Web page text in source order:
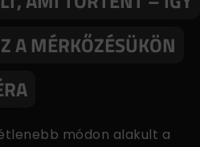
A MÉRKŐZÉSÜKÖN
módon alakult a